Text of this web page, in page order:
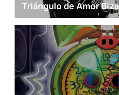
Triángulo de Amor